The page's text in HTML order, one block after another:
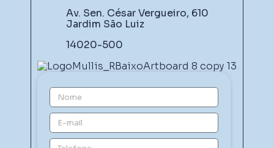
Av. Sen. César Vergueiro, 610
Jardim São Luiz
14020-500